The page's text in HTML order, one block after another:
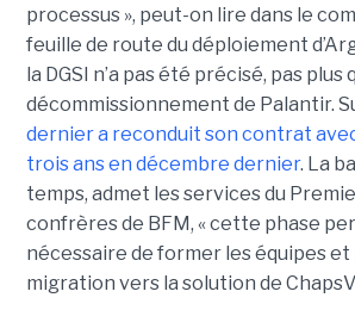
processus », peut-on lire dans le
feuille de route du déploiement
la DGSI n’a pas été précisé, pas plus
décommissionnement de Palantir.
dernier a reconduit son contrat
trois ans en décembre dernier. La
temps, admet les services du
confrères de BFM, « cette phase
nécessaire de former les équipes
migration vers la solution de